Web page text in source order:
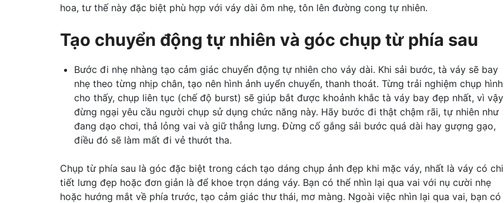
hoa, tư thế này đặc biệt phù hợp với váy dài ôm nhẹ, tôn lên đường cong tự nhiên.
Tạo chuyển động tự nhiên và góc chụp từ phía sau
Bước đi nhẹ nhàng tạo cảm giác chuyển động tự nhiên cho váy dài. Khi sải bước, tà váy sẽ bay
nhẹ theo từng nhịp chân, tạo nên hình ảnh uyển chuyển, thanh thoát. Từng trải nghiệm chụp hình
cho thấy, chụp liên tục (chế độ burst) sẽ giúp bắt được khoảnh khắc tà váy bay đẹp nhất, vì vậy
đừng ngại yêu cầu người chụp sử dụng chức năng này. Hãy bước đi thật chậm rãi, tự nhiên như
đang dạo chơi, thả lỏng vai và giữ thẳng lưng. Đừng cố gắng sải bước quá dài hay gượng gạo,
điều đó sẽ làm mất đi vẻ thướt tha.
Chụp từ phía sau là góc đặc biệt trong cách tạo dáng chụp ảnh đẹp khi mặc váy, nhất là váy có chi
tiết lưng đẹp hoặc đơn giản là để khoe trọn dáng váy. Bạn có thể nhìn lại qua vai với nụ cười nhẹ
hoặc hướng mắt về phía trước, tạo cảm giác thư thái, mơ màng. Ngoài việc nhìn lại qua vai, bạn có